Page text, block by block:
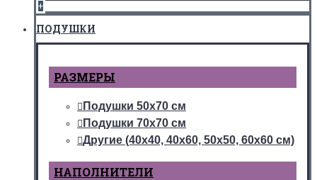
+
ПОДУШКИ
РАЗМЕРЫ
Подушки 50х70 см
Подушки 70х70 см
Другие (40х40, 40х60, 50х50, 60х60 см)
НАПОЛНИТЕЛИ